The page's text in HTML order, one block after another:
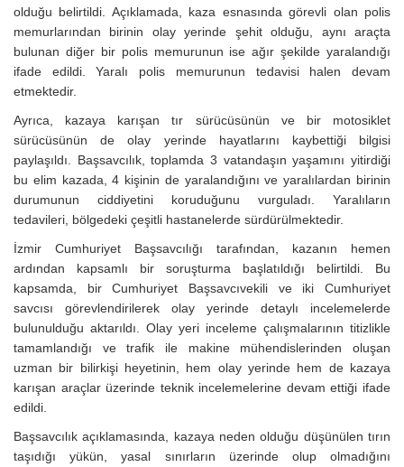
olduğu belirtildi. Açıklamada, kaza esnasında görevli olan polis
memurlarından birinin olay yerinde şehit olduğu, aynı araçta
bulunan diğer bir polis memurunun ise ağır şekilde yaralandığı
ifade edildi. Yaralı polis memurunun tedavisi halen devam
etmektedir.
Ayrıca, kazaya karışan tır sürücüsünün ve bir motosiklet
sürücüsünün de olay yerinde hayatlarını kaybettiği bilgisi
paylaşıldı. Başsavcılık, toplamda 3 vatandaşın yaşamını yitirdiği
bu elim kazada, 4 kişinin de yaralandığını ve yaralılardan birinin
durumunun ciddiyetini koruduğunu vurguladı. Yaralıların
tedavileri, bölgedeki çeşitli hastanelerde sürdürülmektedir.
İzmir Cumhuriyet Başsavcılığı tarafından, kazanın hemen
ardından kapsamlı bir soruşturma başlatıldığı belirtildi. Bu
kapsamda, bir Cumhuriyet Başsavcıvekili ve iki Cumhuriyet
savcısı görevlendirilerek olay yerinde detaylı incelemelerde
bulunulduğu aktarıldı. Olay yeri inceleme çalışmalarının titizlikle
tamamlandığı ve trafik ile makine mühendislerinden oluşan
uzman bir bilirkişi heyetinin, hem olay yerinde hem de kazaya
karışan araçlar üzerinde teknik incelemelerine devam ettiği ifade
edildi.
Başsavcılık açıklamasında, kazaya neden olduğu düşünülen tırın
taşıdığı yükün, yasal sınırların üzerinde olup olmadığını